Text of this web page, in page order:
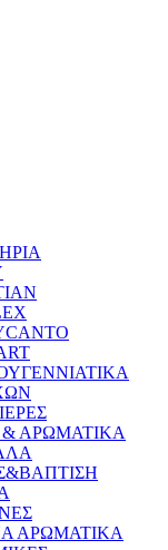
& ΑΡΩΜΑΤΙΚΑ
ΑΡΩΜΑΤΙΚΑ